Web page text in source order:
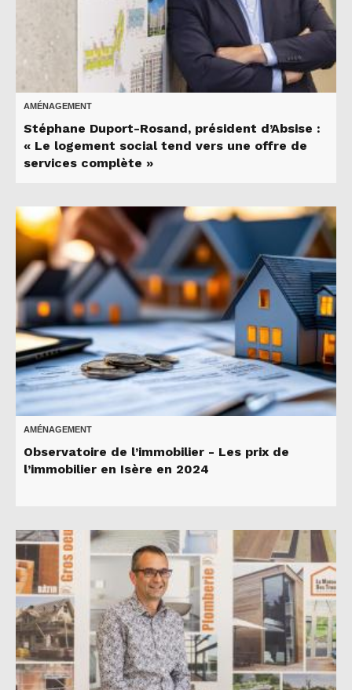
AMÉNAGEMENT
Stéphane Duport-Rosand, président d’Absise :
« Le logement social tend vers une offre de
services complète »
AMÉNAGEMENT
Observatoire de l’immobilier - Les prix de
l’immobilier en Isère en 2024